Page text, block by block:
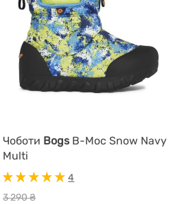
Чоботи Bogs B-Moc Snow Navy
Multi
4
3 290 ₴